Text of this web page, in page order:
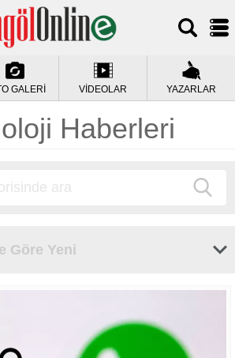
GALERİ VİDEOLAR YAZARLAR
Haberleri
Göre Yeni